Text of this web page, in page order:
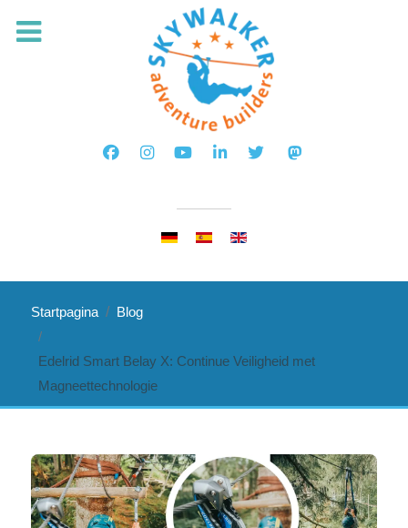
Startpagina Blog
Edelrid Smart Belay X: Continue Veiligheid met
Magneettechnologie